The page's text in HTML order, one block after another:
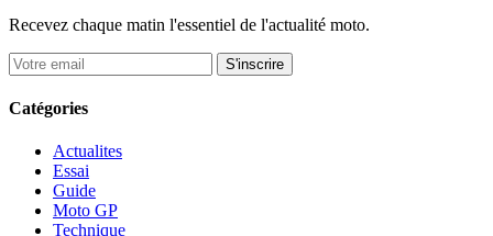
Recevez chaque matin l'essentiel de l'actualité moto.
S'inscrire
Catégories
Actualites
Essai
Guide
Moto GP
Technique